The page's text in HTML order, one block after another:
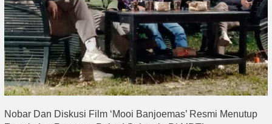
Nobar Dan Diskusi Film ‘Mooi Banjoemas’ Resmi Menutup